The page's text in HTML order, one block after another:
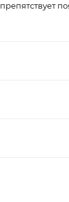
препятствует